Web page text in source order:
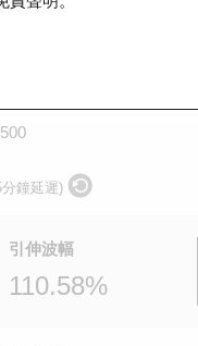
即時
鐘延遲)
引伸波幅
110.58%